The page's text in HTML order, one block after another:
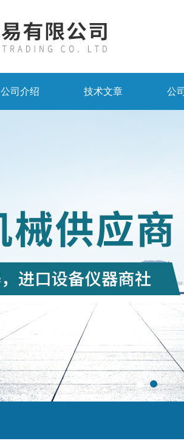
公司介绍 技术文章 公